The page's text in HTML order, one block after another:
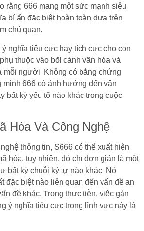
rằng 666 mang một sức mạnh siêu
bí ẩn đặc biệt hoàn toàn dựa trên
chủ quan.
nghĩa tiêu cực hay tích cực cho con
thuộc vào bối cảnh văn hóa và
mỗi người. Không có bằng chứng
minh 666 có ảnh hưởng đến vận
bất kỳ yếu tố nào khác trong cuộc
Hóa Và Công Nghệ
thông tin, S666 có thể xuất hiện
hóa, tuy nhiên, đó chỉ đơn giản là một
bất kỳ chuỗi ký tự nào khác. Nó
đặc biệt nào liên quan đến vấn đề an
đề khác. Trong thực tiễn, việc gán
ý nghĩa tiêu cực trong lĩnh vực này là